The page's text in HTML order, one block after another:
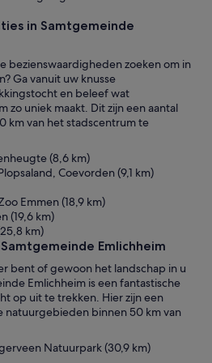
in Samtgemeinde
bezienswaardigheden zoeken om in
Ga vanuit uw knusse
en beleef wat
zo uniek maakt. Dit zijn een aantal
km van het stadscentrum te
(8,6 km)
Coevorden (9,1 km)
Emmen (18,9 km)
(19,6 km)
km)
Emlichheim
bent of gewoon het landschap in u
Emlichheim is een fantastische
op uit te trekken. Hier zijn een
natuurgebieden binnen 50 km van
Natuurpark (30,9 km)